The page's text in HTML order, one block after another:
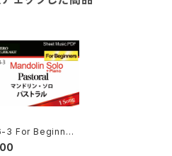
3 For Beginner
やさしく弾
ストラル